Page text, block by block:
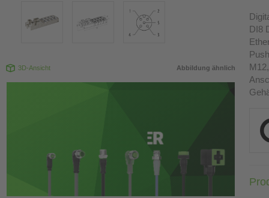
3D-Ansicht Abbildung ähnlich
DI8